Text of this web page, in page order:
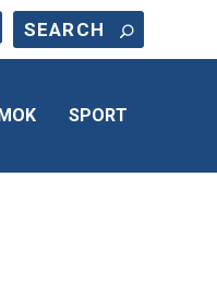
SPORT